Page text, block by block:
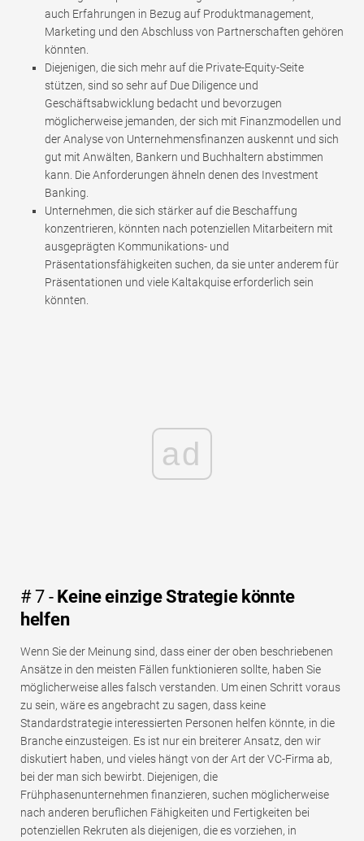
auch Erfahrungen in Bezug auf Produktmanagement,
Marketing und den Abschluss von Partnerschaften gehören
könnten.
Diejenigen, die sich mehr auf die Private-Equity-Seite
stützen, sind so sehr auf Due Diligence und
Geschäftsabwicklung bedacht und bevorzugen
möglicherweise jemanden, der sich mit Finanzmodellen und
der Analyse von Unternehmensfinanzen auskennt und sich
gut mit Anwälten, Bankern und Buchhaltern abstimmen
kann. Die Anforderungen ähneln denen des Investment
Banking.
Unternehmen, die sich stärker auf die Beschaffung
konzentrieren, könnten nach potenziellen Mitarbeitern mit
ausgeprägten Kommunikations- und
Präsentationsfähigkeiten suchen, da sie unter anderem für
Präsentationen und viele Kaltakquise erforderlich sein
könnten.
ad
# 7 - Keine einzige Strategie könnte
helfen
Wenn Sie der Meinung sind, dass einer der oben beschriebenen
Ansätze in den meisten Fällen funktionieren sollte, haben Sie
möglicherweise alles falsch verstanden. Um einen Schritt voraus
zu sein, wäre es angebracht zu sagen, dass keine
Standardstrategie interessierten Personen helfen könnte, in die
Branche einzusteigen. Es ist nur ein breiterer Ansatz, den wir
diskutiert haben, und vieles hängt von der Art der VC-Firma ab,
bei der man sich bewirbt. Diejenigen, die
Frühphasenunternehmen finanzieren, suchen möglicherweise
nach anderen beruflichen Fähigkeiten und Fertigkeiten bei
potenziellen Rekruten als diejenigen, die es vorziehen, in